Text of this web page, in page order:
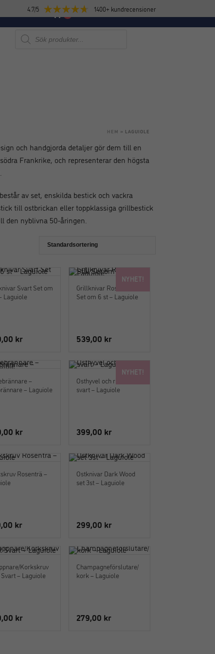
4.7/5 1400+ kundrecensioner
NYHETER 0
Produktsökning
HEM » LAGUIOLE
och handgjorda detaljer gör dem till en
Frankrike, och representerar den högsta
av set, enskilda bestick och vackra
till ostbrickan eller toppklassiga grillbestick
den nyblivna 50-åringen.
Svart Set om
Laguiole
kr
NYHET!
Grillknivar Rostfritt Stål
Set om 6 st – Laguiole
539,00 kr
–
– Laguiole
kr
NYHET!
Osthyvel och rivare
svart – Laguiole
399,00 kr
Rosenträ –
kr
Ostknivar Dark Wood
set 3st – Laguiole
299,00 kr
Korkskruv
– Laguiole
kr
Champagneförslutare/
kork – Laguiole
279,00 kr